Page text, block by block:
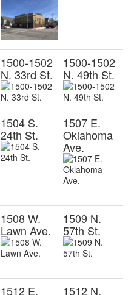
1500-1502
N. 33rd St.
1500-1502
N. 49th St.
1504 S.
24th St.
1507 E.
Oklahoma
Ave.
1508 W.
Lawn Ave.
1509 N.
57th St.
1512 E. 1512 N.